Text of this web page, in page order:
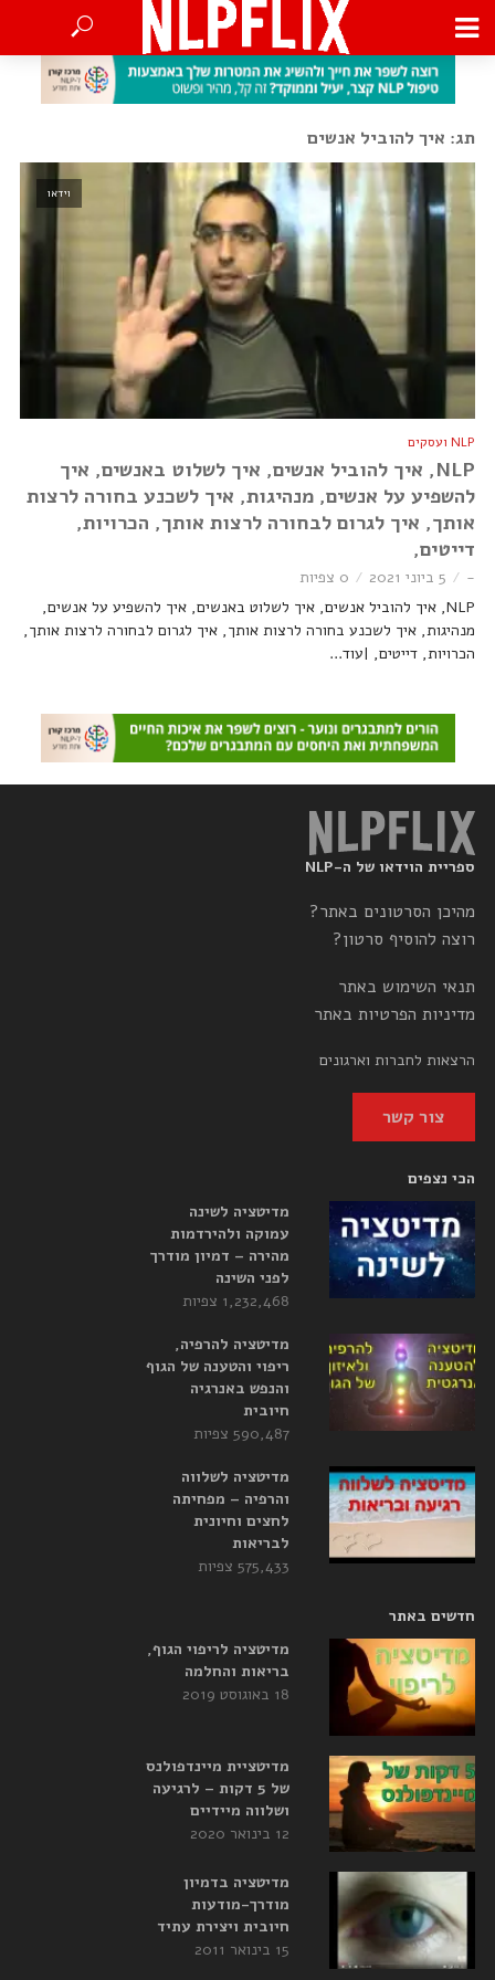
תג: איך להוביל אנשים
וידאו
NLP ועסקים
NLP, איך להוביל אנשים, איך לשלוט באנשים, איך
להשפיע על אנשים, מנהיגות, איך לשכנע בחורה לרצות
אותך, איך לגרום לבחורה לרצות אותך, הכרויות,
דייטים,
- 5 ביוני 2021
0 צפיות
NLP, איך להוביל אנשים, איך לשלוט באנשים, איך להשפיע על אנשים,
מנהיגות, איך לשכנע בחורה לרצות אותך, איך לגרום לבחורה לרצות אותך,
הכרויות, דייטים, |עוד...
ספריית הוידאו של ה-NLP
מהיכן הסרטונים באתר?
רוצה להוסיף סרטון?
תנאי השימוש באתר
מדיניות הפרטיות באתר
הרצאות לחברות וארגונים
צור קשר
הכי נצפים
מדיטציה לשינה
עמוקה ולהירדמות
מהירה – דמיון מודרך
לפני השינה
1,232,468 צפיות
מדיטציה להרפיה,
ריפוי והטענה של הגוף
והנפש באנרגיה
חיובית
590,487 צפיות
מדיטציה לשלווה
והרפיה – מפחיתה
לחצים וחיונית
לבריאות
575,433 צפיות
חדשים באתר
מדיטציה לריפוי הגוף,
בריאות והחלמה
18 באוגוסט 2019
מדיטציית מיינדפולנס
של 5 דקות – לרגיעה
ושלווה מיידיים
12 בינואר 2020
מדיטציה בדמיון
מודרך-מודעות
חיובית ויצירת עתיד
15 בינואר 2011